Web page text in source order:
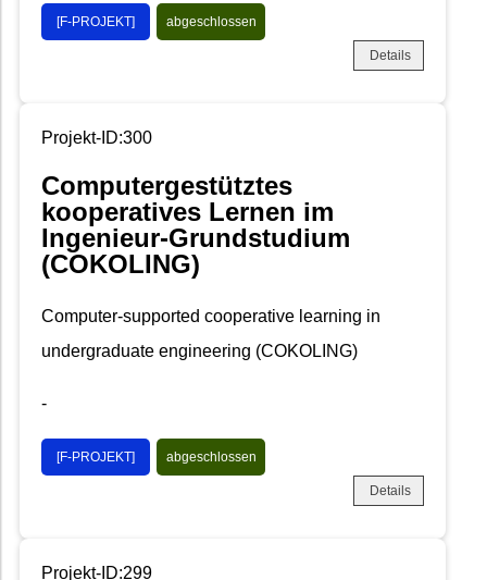
[F-PROJEKT] abgeschlossen
Details
Projekt-ID:300
Computergestütztes
kooperatives Lernen im
Ingenieur-Grundstudium
(COKOLING)
Computer-supported cooperative learning in
undergraduate engineering (COKOLING)
-
[F-PROJEKT] abgeschlossen
Details
Projekt-ID:299